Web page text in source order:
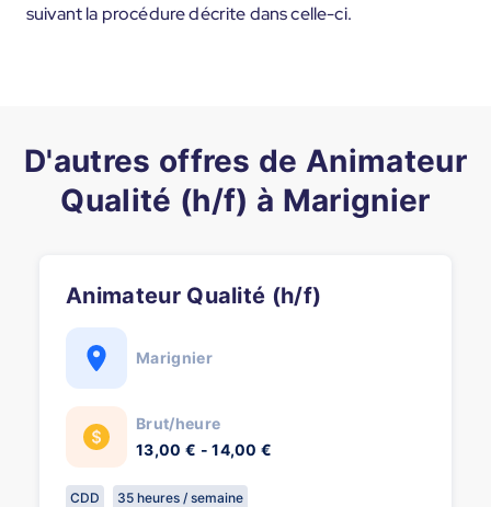
suivant la procédure décrite dans celle-ci.
D'autres offres de Animateur
Qualité (h/f) à Marignier
Animateur Qualité (h/f)
Marignier
Brut/heure
13,00 € - 14,00 €
CDD
35 heures / semaine